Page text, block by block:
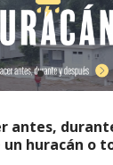
antes,
un huracán o